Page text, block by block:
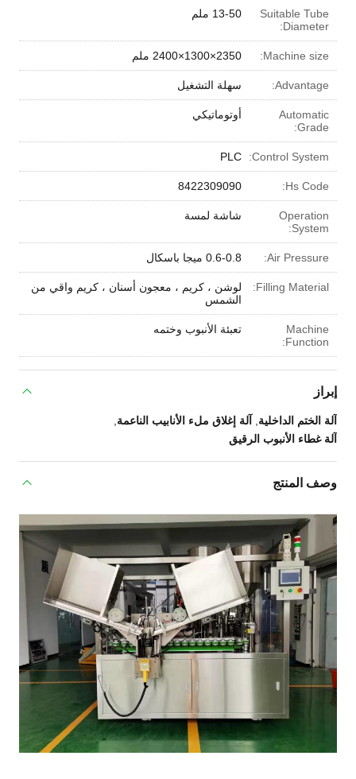
Suitable Tube
Diameter:
13-50 ملم
Machine size: 2350×1300×2400 ملم
Advantage: سهلة التشغيل
Automatic
Grade:
أوتوماتيكي
Control System:
PLC
Hs Code:
8422309090
Operation
System:
شاشة لمسة
Air Pressure: 0.6-0.8 ميجا باسكال
Filling Material:
لوشن ، كريم ، معجون أسنان ، كريم واقي من
الشمس
Machine
Function:
تعبئة الأنبوب وختمه
إبراز
آلة الختم الداخلية آلة إغلاق ملء الأنابيب الناعمة
آلة غطاء الأنبوب الرقيق
وصف المنتج